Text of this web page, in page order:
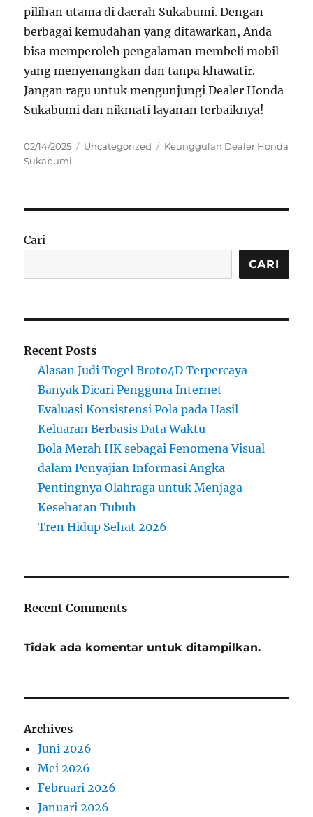
pilihan utama di daerah Sukabumi. Dengan
berbagai kemudahan yang ditawarkan, Anda
bisa memperoleh pengalaman membeli mobil
yang menyenangkan dan tanpa khawatir.
Jangan ragu untuk mengunjungi Dealer Honda
Sukabumi dan nikmati layanan terbaiknya!
Posted
on
02/14/2025 Categories
Uncategorized Tags
Keunggulan Dealer Honda
Sukabumi
Cari
CARI
Recent Posts
Alasan Judi Togel Broto4D Terpercaya
Banyak Dicari Pengguna Internet
Evaluasi Konsistensi Pola pada Hasil
Keluaran Berbasis Data Waktu
Bola Merah HK sebagai Fenomena Visual
dalam Penyajian Informasi Angka
Pentingnya Olahraga untuk Menjaga
Kesehatan Tubuh
Tren Hidup Sehat 2026
Recent Comments
Tidak ada komentar untuk ditampilkan.
Archives
Juni 2026
Mei 2026
Februari 2026
Januari 2026